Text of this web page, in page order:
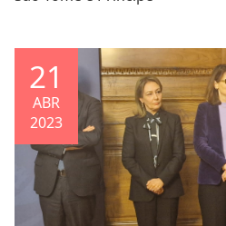
21
ABR
2023